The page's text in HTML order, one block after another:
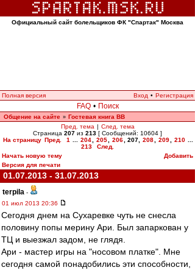
Официальный сайт болельщиков ФК "Спартак" Москва
Полная версия Вход • Регистрация
FAQ • Поиск
Общение на сайте » Гостевая книга ВВ
Пред. тема | След. тема
Страница 207 из 213 [ Сообщений: 10604 ]
На страницу Пред. 1 204 205 206 207, 208 209 210
213
След.
Начать новую тему
Добавить
Версия для печати
01.07.2013 - 31.07.2013
terpila -
01 июл 2013 20:36
Сегодня днем на Сухаревке чуть не снесла
половину попы мерину Ари. Был запаркован у
ТЦ и выезжал задом, не глядя.
Ари - мастер игры на "носовом платке". Мне
сегодня самой понадобились эти способности,